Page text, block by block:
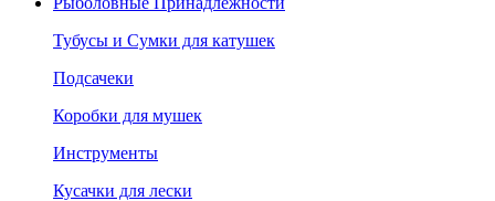
Тубусы и Сумки для катушек
Подсачеки
Коробки для мушек
Инструменты
Кусачки для лески